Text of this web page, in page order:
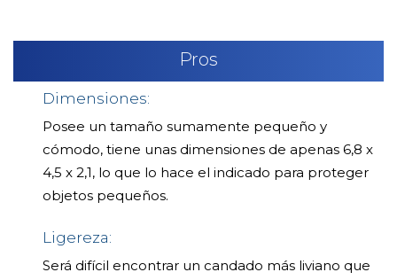
Pros
Dimensiones:
Posee un tamaño sumamente pequeño y
cómodo, tiene unas dimensiones de apenas 6,8 x
4,5 x 2,1, lo que lo hace el indicado para proteger
objetos pequeños.
Ligereza:
Será difícil encontrar un candado más liviano que